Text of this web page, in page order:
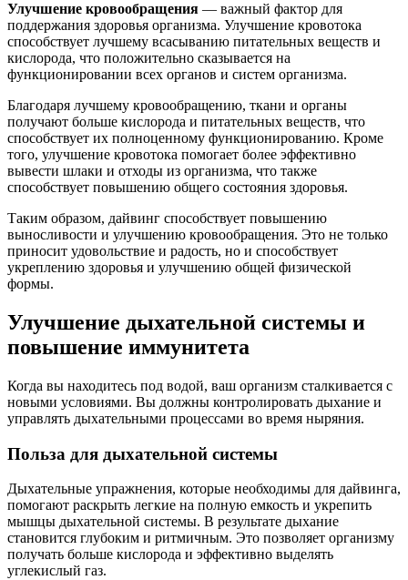
Улучшение кровообращения — важный фактор для
поддержания здоровья организма. Улучшение кровотока
способствует лучшему всасыванию питательных веществ и
кислорода, что положительно сказывается на
функционировании всех органов и систем организма.
Благодаря лучшему кровообращению, ткани и органы
получают больше кислорода и питательных веществ, что
способствует их полноценному функционированию. Кроме
того, улучшение кровотока помогает более эффективно
вывести шлаки и отходы из организма, что также
способствует повышению общего состояния здоровья.
Таким образом, дайвинг способствует повышению
выносливости и улучшению кровообращения. Это не только
приносит удовольствие и радость, но и способствует
укреплению здоровья и улучшению общей физической
формы.
Улучшение дыхательной системы и
повышение иммунитета
Когда вы находитесь под водой, ваш организм сталкивается с
новыми условиями. Вы должны контролировать дыхание и
управлять дыхательными процессами во время ныряния.
Польза для дыхательной системы
Дыхательные упражнения, которые необходимы для дайвинга,
помогают раскрыть легкие на полную емкость и укрепить
мышцы дыхательной системы. В результате дыхание
становится глубоким и ритмичным. Это позволяет организму
получать больше кислорода и эффективно выделять
углекислый газ.